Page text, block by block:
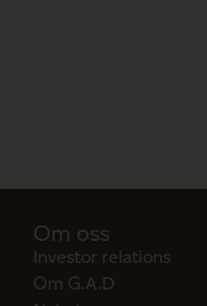
Om oss
Investor relations
Om G.A.D